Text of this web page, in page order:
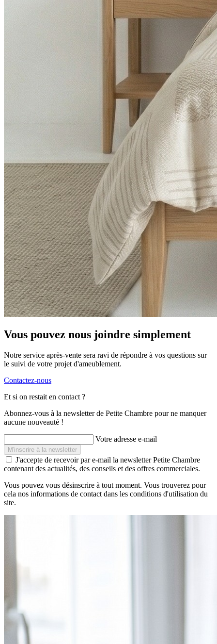
Vous pouvez nous joindre simplement
Notre service après-vente sera ravi de répondre à vos questions sur
le suivi de votre projet d'ameublement.
Contactez-nous
Et si on restait en contact ?
Abonnez-vous à la newsletter de Petite Chambre pour ne manquer
aucune nouveauté !
Votre adresse e-mail
J'accepte de recevoir par e-mail la newsletter Petite Chambre
contenant des actualités, des conseils et des offres commerciales.
Vous pouvez vous désinscrire à tout moment. Vous trouverez pour
cela nos informations de contact dans les conditions d'utilisation du
site.